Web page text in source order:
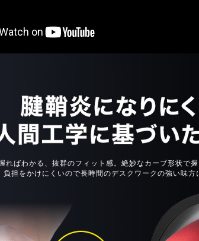
ればわかる、抜群のフィット感。絶妙なカーブ形状で
負担をかけにくいので長時間のデスクワークの強い味方